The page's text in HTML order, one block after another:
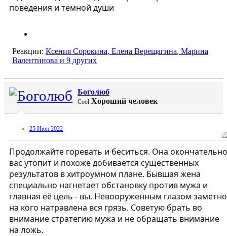
поведения и темной души
Реакции: Ксения Сорокина, Елена Верещагина, Марина
Валентинова и 9 других
Боголюб
Cool Хороший человек
25 Июн 2022
Продолжайте горевать и беситься. Она окончательно
вас утопит и похоже добивается существенных
результатов в хитроумном плане. Бывшая жена
специально нагнетает обстановку против мужа и
главная её цель - вы. Невооруженным глазом заметно
на кого натравлена вся грязь. Советую брать во
внимание стратегию мужа и не обращать внимание
на ложь.